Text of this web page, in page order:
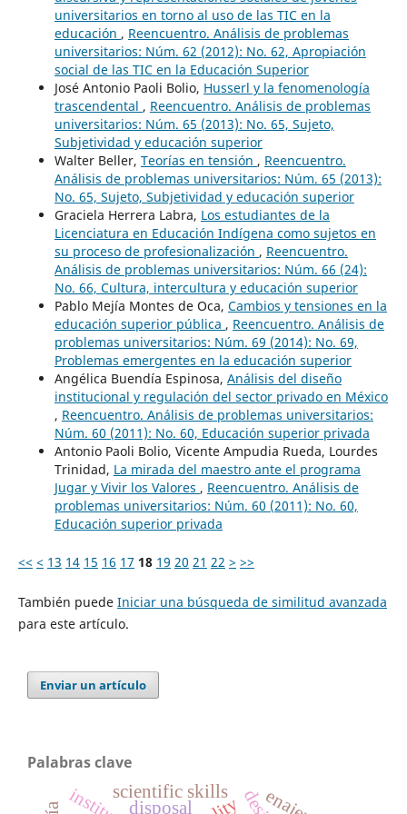
universitarios en torno al uso de las TIC en la
educación , Reencuentro. Análisis de problemas
universitarios: Núm. 62 (2012): No. 62, Apropiación
social de las TIC en la Educación Superior
José Antonio Paoli Bolio, Husserl y la fenomenología
trascendental , Reencuentro. Análisis de problemas
universitarios: Núm. 65 (2013): No. 65, Sujeto,
Subjetividad y educación superior
Walter Beller, Teorías en tensión , Reencuentro.
Análisis de problemas universitarios: Núm. 65 (2013):
No. 65, Sujeto, Subjetividad y educación superior
Graciela Herrera Labra, Los estudiantes de la
Licenciatura en Educación Indígena como sujetos en
su proceso de profesionalización , Reencuentro.
Análisis de problemas universitarios: Núm. 66 (24):
No. 66, Cultura, intercultura y educación superior
Pablo Mejía Montes de Oca, Cambios y tensiones en la
educación superior pública , Reencuentro. Análisis de
problemas universitarios: Núm. 69 (2014): No. 69,
Problemas emergentes en la educación superior
Angélica Buendía Espinosa, Análisis del diseño
institucional y regulación del sector privado en México
, Reencuentro. Análisis de problemas universitarios:
Núm. 60 (2011): No. 60, Educación superior privada
Antonio Paoli Bolio, Vicente Ampudia Rueda, Lourdes
Trinidad, La mirada del maestro ante el programa
Jugar y Vivir los Valores , Reencuentro. Análisis de
problemas universitarios: Núm. 60 (2011): No. 60,
Educación superior privada
<< < 13 14 15 16 17 18 19 20 21 22 > >>
También puede Iniciar una búsqueda de similitud avanzada
para este artículo.
Enviar un artículo
Palabras clave
disposal
scientific skills